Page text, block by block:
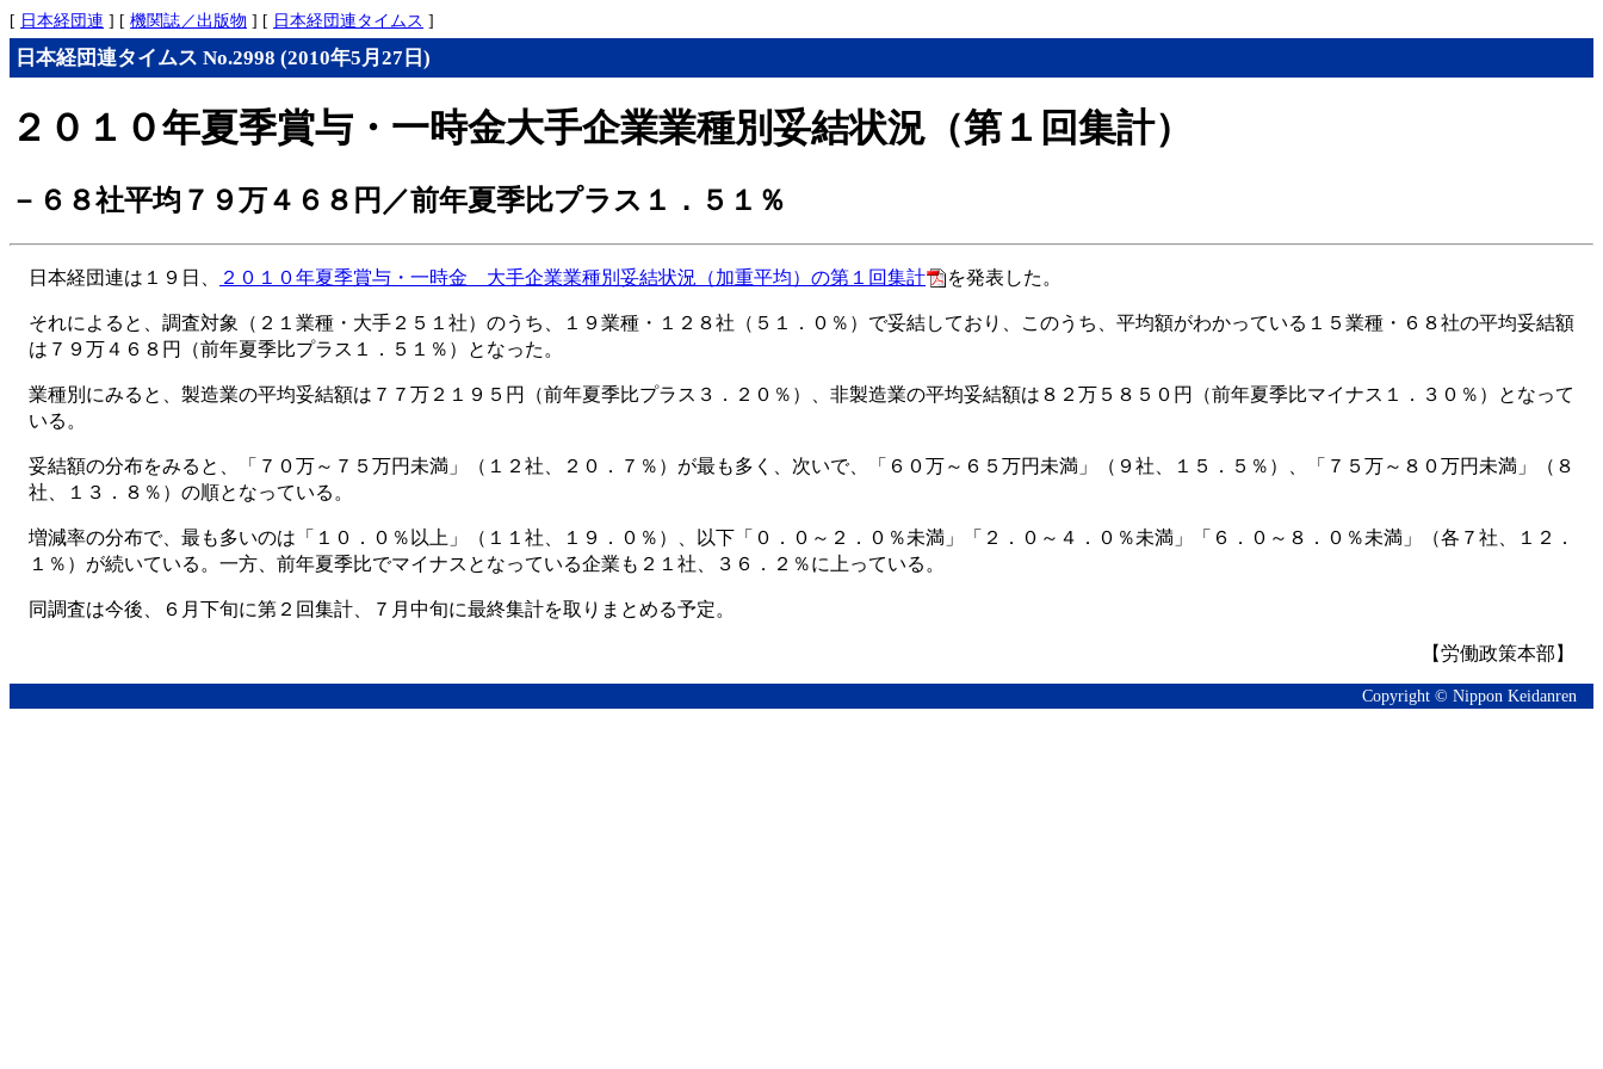
[ 日本経団連 ] [ 機関誌／出版物 ] [ 日本経団連タイムス ]
日本経団連タイムス No.2998 (2010年5月27日)
２０１０年夏季賞与・一時金大手企業業種別妥結状況（第１回集計）
－６８社平均７９万４６８円／前年夏季比プラス１．５１％
日本経団連は１９日、 ２０１０年夏季賞与・一時金 大手企業業種別妥結状況（加重平均）の第１回集計 を発表した。
それによると、調査対象（２１業種・大手２５１社）のうち、１９業種・１２８社（５１．０％）で妥結しており、このうち、平均額がわかっている１５業種・６８社の平均妥結額
は７９万４６８円（前年夏季比プラス１．５１％）となった。
業種別にみると、製造業の平均妥結額は７７万２１９５円（前年夏季比プラス３．２０％）、非製造業の平均妥結額は８２万５８５０円（前年夏季比マイナス１．３０％）となって
いる。
妥結額の分布をみると、「７０万～７５万円未満」（１２社、２０．７％）が最も多く、次いで、「６０万～６５万円未満」（９社、１５．５％）、「７５万～８０万円未満」（８
社、１３．８％）の順となっている。
増減率の分布で、最も多いのは「１０．０％以上」（１１社、１９．０％）、以下「０．０～２．０％未満」「２．０～４．０％未満」「６．０～８．０％未満」（各７社、１２．
１％）が続いている。一方、前年夏季比でマイナスとなっている企業も２１社、３６．２％に上っている。
同調査は今後、６月下旬に第２回集計、７月中旬に最終集計を取りまとめる予定。
【労働政策本部】
Copyright © Nippon Keidanren